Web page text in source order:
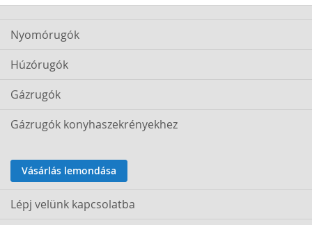
Nyomórugók
Húzórugók
Gázrugók
Gázrugók konyhaszekrényekhez
Vásárlás lemondása
Lépj velünk kapcsolatba